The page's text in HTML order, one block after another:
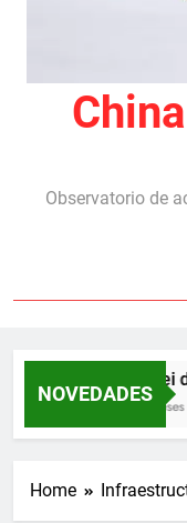
Observatorio de
NOVEDADES
Milei
5 Meses
Home